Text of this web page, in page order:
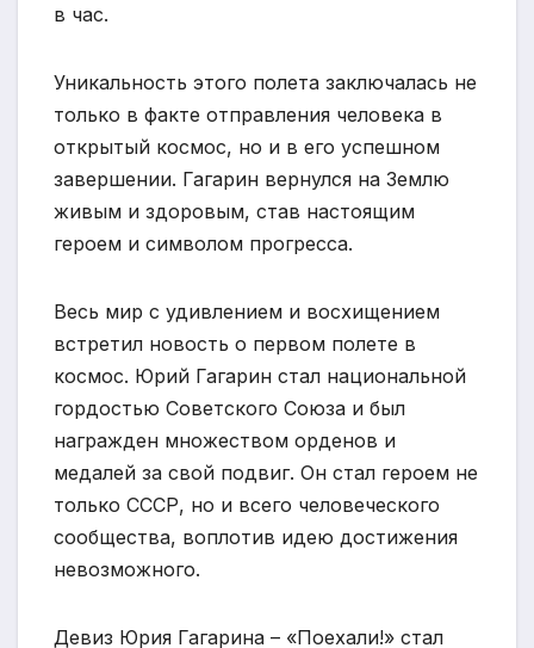
в час.
Уникальность этого полета заключалась не
только в факте отправления человека в
открытый космос, но и в его успешном
завершении. Гагарин вернулся на Землю
живым и здоровым, став настоящим
героем и символом прогресса.
Весь мир с удивлением и восхищением
встретил новость о первом полете в
космос. Юрий Гагарин стал национальной
гордостью Советского Союза и был
награжден множеством орденов и
медалей за свой подвиг. Он стал героем не
только СССР, но и всего человеческого
сообщества, воплотив идею достижения
невозможного.
Девиз Юрия Гагарина – «Поехали!» стал